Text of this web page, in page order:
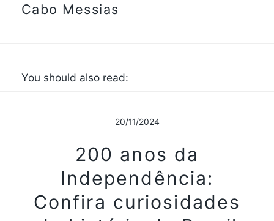
Cabo Messias
You should also read:
20/11/2024
200 anos da
Independência:
Confira curiosidades